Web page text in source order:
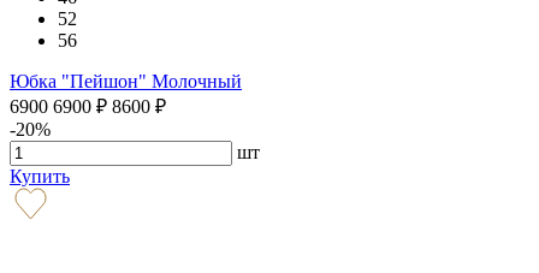
52
56
Юбка "Пейшон" Молочный
6900 6900 ₽ 8600 ₽
-20%
шт
Купить